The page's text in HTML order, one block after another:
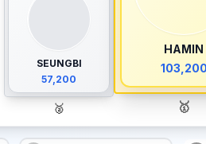
SEUNGBI
57,200
🥈
HAMIN
103,200
🥇